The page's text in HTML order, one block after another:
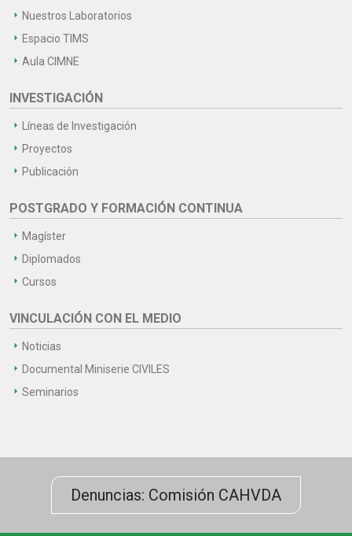
Nuestros Laboratorios
Espacio TIMS
Aula CIMNE
INVESTIGACIÓN
Líneas de Investigación
Proyectos
Publicación
POSTGRADO Y FORMACIÓN CONTINUA
Magíster
Diplomados
Cursos
VINCULACIÓN CON EL MEDIO
Noticias
Documental Miniserie CIVILES
Seminarios
Denuncias: Comisión CAHVDA